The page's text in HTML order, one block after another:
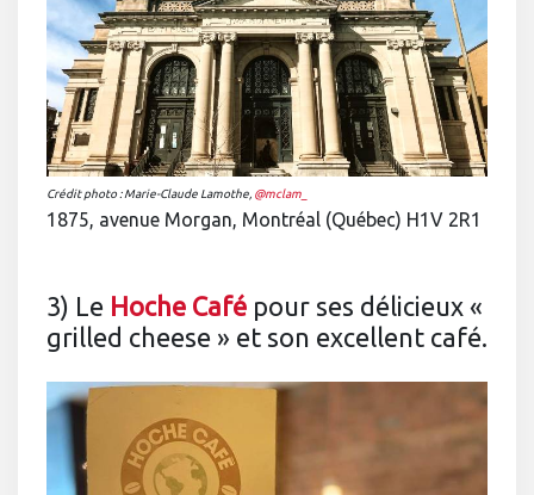
Crédit photo : Marie-Claude Lamothe, @mclam_
1875, avenue Morgan, Montréal (Québec) H1V 2R1
3) Le Hoche Café pour ses délicieux «
grilled cheese » et son excellent café.